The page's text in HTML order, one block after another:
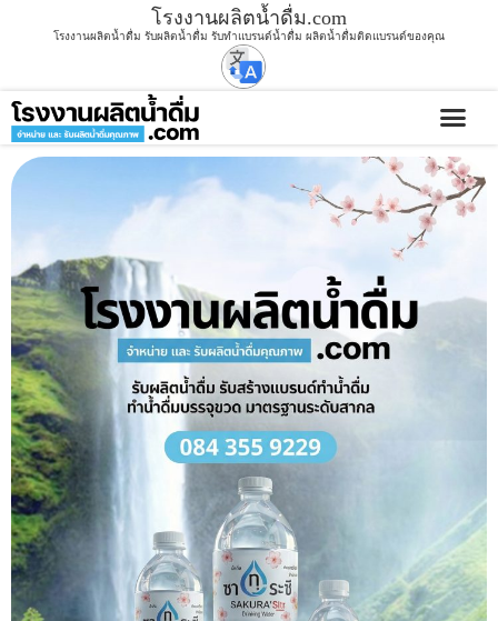
โรงงานผลิตน้ำดื่ม.com
โรงงานผลิตน้ำดื่ม รับผลิตน้ำดื่ม รับทำแบรนด์น้ำดื่ม ผลิตน้ำดื่มติดแบรนด์ของคุณ